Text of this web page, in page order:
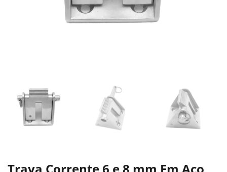
Trava Corrente 6 e 8 mm Em Aço